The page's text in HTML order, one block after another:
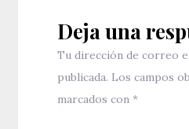
Deja una
Tu dirección de correo
publicada. Los campos
marcados con*